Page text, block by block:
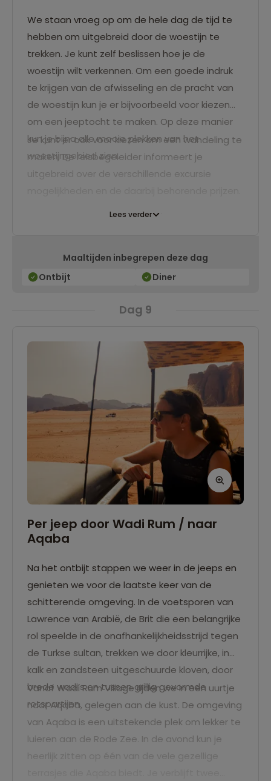
We staan vroeg op om de hele dag de tijd te
hebben om uitgebreid door de woestijn te
trekken. Je kunt zelf beslissen hoe je de
woestijn wilt verkennen. Om een goede indruk
te krijgen van de afwisseling en de pracht van
de woestijn kun je er bijvoorbeeld voor kiezen
om een jeeptocht te maken. Op deze manier
kun je bijna alle mooie plekken van het
woestijngebied zien.
Je kunt er ook voor kiezen om een wandeling te
maken. De reisbegeleider informeert je
uitgebreid over de verschillende excursie
Lees verder
Maaltijden inbegrepen deze dag
Ontbijt
Diner
Dag 9
Per jeep door Wadi Rum / naar
Aqaba
Na het ontbijt stappen we weer in de jeeps en
genieten we voor de laatste keer van de
schitterende omgeving. In de voetsporen van
Lawrence van Arabië, de Brit die een belangrijke
rol speelde in de onafhankelijkheidsstrijd tegen
de Turkse sultan, trekken we door kleurrijke, in
kalk en zandsteen uitgeschuurde kloven, door
brede wadi’s en tussen grillig gevormde
rotspartijen.
Vanaf Wadi Rum Village rijden we in een uurtje
naar Aqaba, gelegen aan de kust. De omgeving
van Aqaba is een uitstekende plek om lekker te
luieren aan de Rode Zee. In de avond kun je